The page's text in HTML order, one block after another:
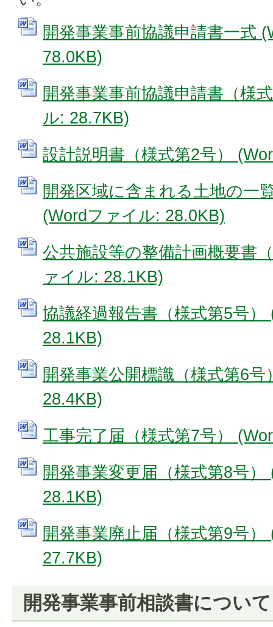
開発事業事前協議申請書一式
78.0KB)
開発事業事前協議申請書（様
ル: 28.7KB)
設計説明書（様式第2号）
開発区域に含まれる土地の一
(Wordファイル: 28.0KB)
公共施設等の整備計画概要書
ァイル: 28.1KB)
協議経過報告書（様式第5号
28.1KB)
開発事業公開標識（様式第6
28.4KB)
工事完了届（様式第7号）
開発事業変更届（様式第8号
28.1KB)
開発事業廃止届（様式第9号
27.7KB)
開発事業事前相談書について